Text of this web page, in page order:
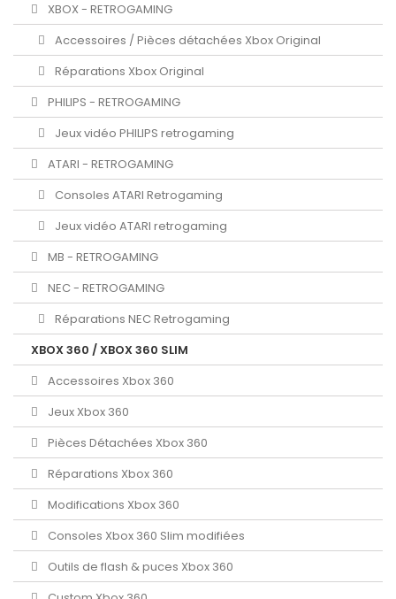
XBOX - RETROGAMING
Accessoires / Pièces détachées Xbox Original
Réparations Xbox Original
PHILIPS - RETROGAMING
Jeux vidéo PHILIPS retrogaming
ATARI - RETROGAMING
Consoles ATARI Retrogaming
Jeux vidéo ATARI retrogaming
MB - RETROGAMING
NEC - RETROGAMING
Réparations NEC Retrogaming
XBOX 360 / XBOX 360 SLIM
Accessoires Xbox 360
Jeux Xbox 360
Pièces Détachées Xbox 360
Réparations Xbox 360
Modifications Xbox 360
Consoles Xbox 360 Slim modifiées
Outils de flash & puces Xbox 360